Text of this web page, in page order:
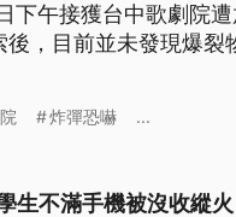
下午接獲台中歌劇院
，目前並未發現爆裂
炸彈恐嚇 ...
生不滿手機被沒收縱火